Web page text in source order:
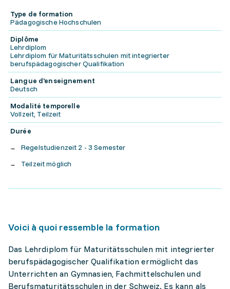
Type de formation
Pädagogische Hochschulen
Diplôme
Lehrdiplom
Lehrdiplom für Maturitätsschulen mit integrierter
berufspädagogischer Qualifikation
Langue d'enseignement
Deutsch
Modalité temporelle
Vollzeit, Teilzeit
Durée
Regelstudienzeit 2 - 3 Semester
Teilzeit möglich
Voici à quoi ressemble la formation
Das Lehrdiplom für Maturitätsschulen mit integrierter
berufspädagogischer Qualifikation ermöglicht das
Unterrichten an Gymnasien, Fachmittelschulen und
Berufsmaturitätsschulen in der Schweiz. Es kann als